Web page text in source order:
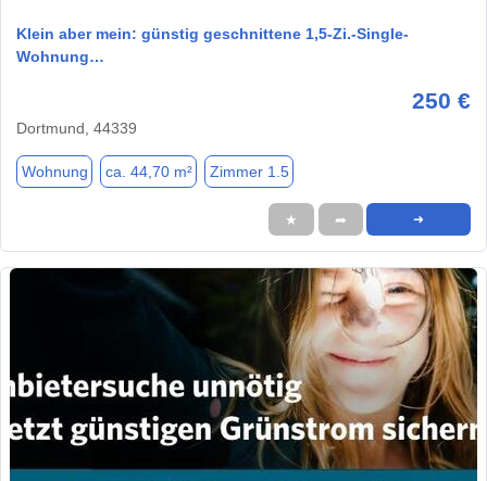
Klein aber mein: günstig geschnittene 1,5-Zi.-Single-
Wohnung…
250 €
Dortmund, 44339
Wohnung ca. 44,70 m² Zimmer 1.5
★ ➦ ➜